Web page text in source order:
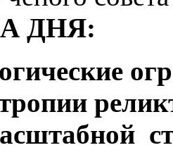
ДНЯ: